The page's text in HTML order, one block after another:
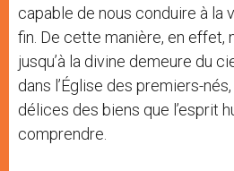
capable de nous conduire à la
fin. De cette manière, en effet,
jusqu’à la divine demeure du
dans l’Église des premiers-
délices des biens que l’esprit
comprendre.